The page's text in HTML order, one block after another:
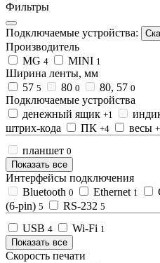
Фильтры
Подключаемые устройства:
Производитель
MG 4 MINI 1
Ширина ленты, мм
57 5 80 0 80, 57 0
Подключаемые устройства
денежный ящик +1
штрих-кода
ПК +4 весы
планшет 0
Показать все
Интерфейсы подключения
Bluetooth 0 Ethernet 1
(6-pin) 5 RS-232 5
USB 4 Wi-Fi 1
Показать все
Скорость печати